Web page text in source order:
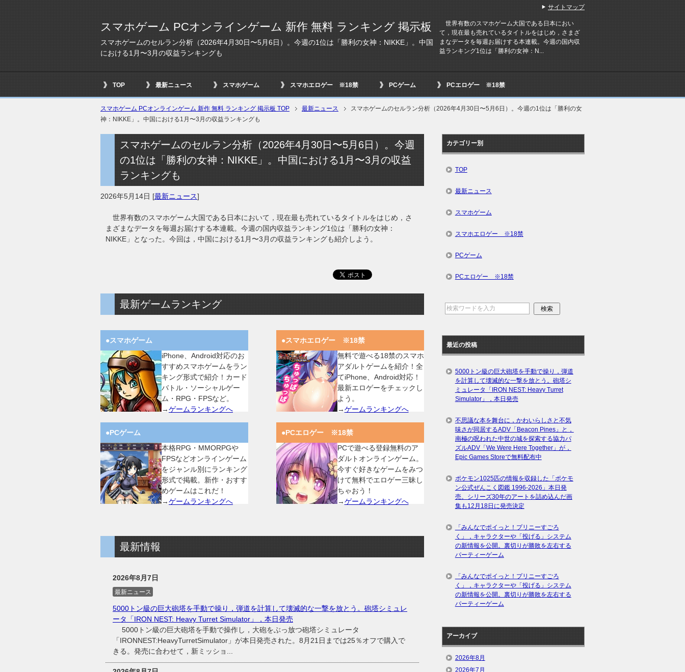
スマホゲーム PCオンラインゲーム 新作 無料 ランキング 掲示板
スマホゲームのセルラン分析（2026年4月30日〜5月6日）。今週の1位は「勝利の女神：NIKKE」。中国
における1月〜3月の収益ランキングも
世界有数のスマホゲーム大国である日本におい
て，現在最も売れているタイトルをはじめ，さまざ
まなデータを毎週お届けする本連載。今週の国内収
益ランキング1位は「勝利の女神：N...
TOP 最新ニュース スマホゲーム スマホエロゲー ※18禁 PCゲーム PCエロゲー ※18禁
スマホゲーム PCオンラインゲーム 新作 無料 ランキング 掲示板 TOP 最新ニュース
スマホゲームのセルラン分析（2026年4月30日〜5月6日）。今週の1位は「勝利の女
神：NIKKE」。中国における1月〜3月の収益ランキングも
スマホゲームのセルラン分析（2026年4月30日〜5月6日）。今週
の1位は「勝利の女神：NIKKE」。中国における1月〜3月の収益
ランキングも
2026年5月14日 [最新ニュース]
世界有数のスマホゲーム大国である日本において，現在最も売れているタイトルをはじめ，さ
まざまなデータを毎週お届けする本連載。今週の国内収益ランキング1位は「勝利の女神：
NIKKE」となった。今回は，中国における1月〜3月の収益ランキングも紹介しよう。
最新ゲームランキング
●スマホゲーム
iPhone、Android対応のお
すすめスマホゲームをラン
キング形式で紹介！カード
バトル・ソーシャルゲー
ム・RPG・FPSなど。
→ゲームランキングへ
●スマホエロゲー ※18禁
無料で遊べる18禁のスマホ
アダルトゲームを紹介！全
てiPhone、Android対応！
最新エロゲーをチェックし
よう。
→ゲームランキングへ
●PCゲーム
本格RPG・MMORPGや
FPSなどオンラインゲーム
をジャンル別にランキング
形式で掲載。新作・おすす
めゲームはこれだ！
→ゲームランキングへ
●PCエロゲー ※18禁
PCで遊べる登録無料のア
ダルトオンラインゲーム。
今すぐ好きなゲームをみつ
けて無料でエロゲー三昧し
ちゃおう！
→ゲームランキングへ
最新情報
2026年8月7日
最新ニュース
5000トン級の巨大砲塔を手動で操り，弾道を計算して壊滅的な一撃を放とう。砲塔シミュレ
ータ「IRON NEST: Heavy Turret Simulator」，本日発売
5000トン級の巨大砲塔を手動で操作し，大砲をぶっ放つ砲塔シミュレータ
「IRONNEST:HeavyTurretSimulator」が本日発売された。8月21日までは25％オフで購入で
きる。発売に合わせて，新ミッショ...
カテゴリー別
TOP
最新ニュース
スマホゲーム
スマホエロゲー ※18禁
PCゲーム
PCエロゲー ※18禁
最近の投稿
5000トン級の巨大砲塔を手動で操り，弾道
を計算して壊滅的な一撃を放とう。砲塔シ
ミュレータ「IRON NEST: Heavy Turret
Simulator」，本日発売
不思議な本を舞台に，かわいらしさと不気
味さが同居するADV「Beacon Pines」と，
南極の呪われた中世の城を探索する協力パ
ズルADV「We Were Here Together」が，
Epic Games Storeで無料配布中
ポケモン1025匹の情報を収録した「ポケモ
ン公式ぜんこく図鑑 1996-2026」本日発
売。シリーズ30年のアートを詰め込んだ画
集も12月18日に発売決定
「みんなでポイっと！プリニーすごろ
く」，キャラクターや「投げる」システム
の新情報を公開。裏切りが勝敗を左右する
パーティーゲーム
「みんなでポイっと！プリニーすごろ
く」，キャラクターや「投げる」システム
の新情報を公開。裏切りが勝敗を左右する
パーティーゲーム
アーカイブ
2026年8月
2026年7月
サイトマップ